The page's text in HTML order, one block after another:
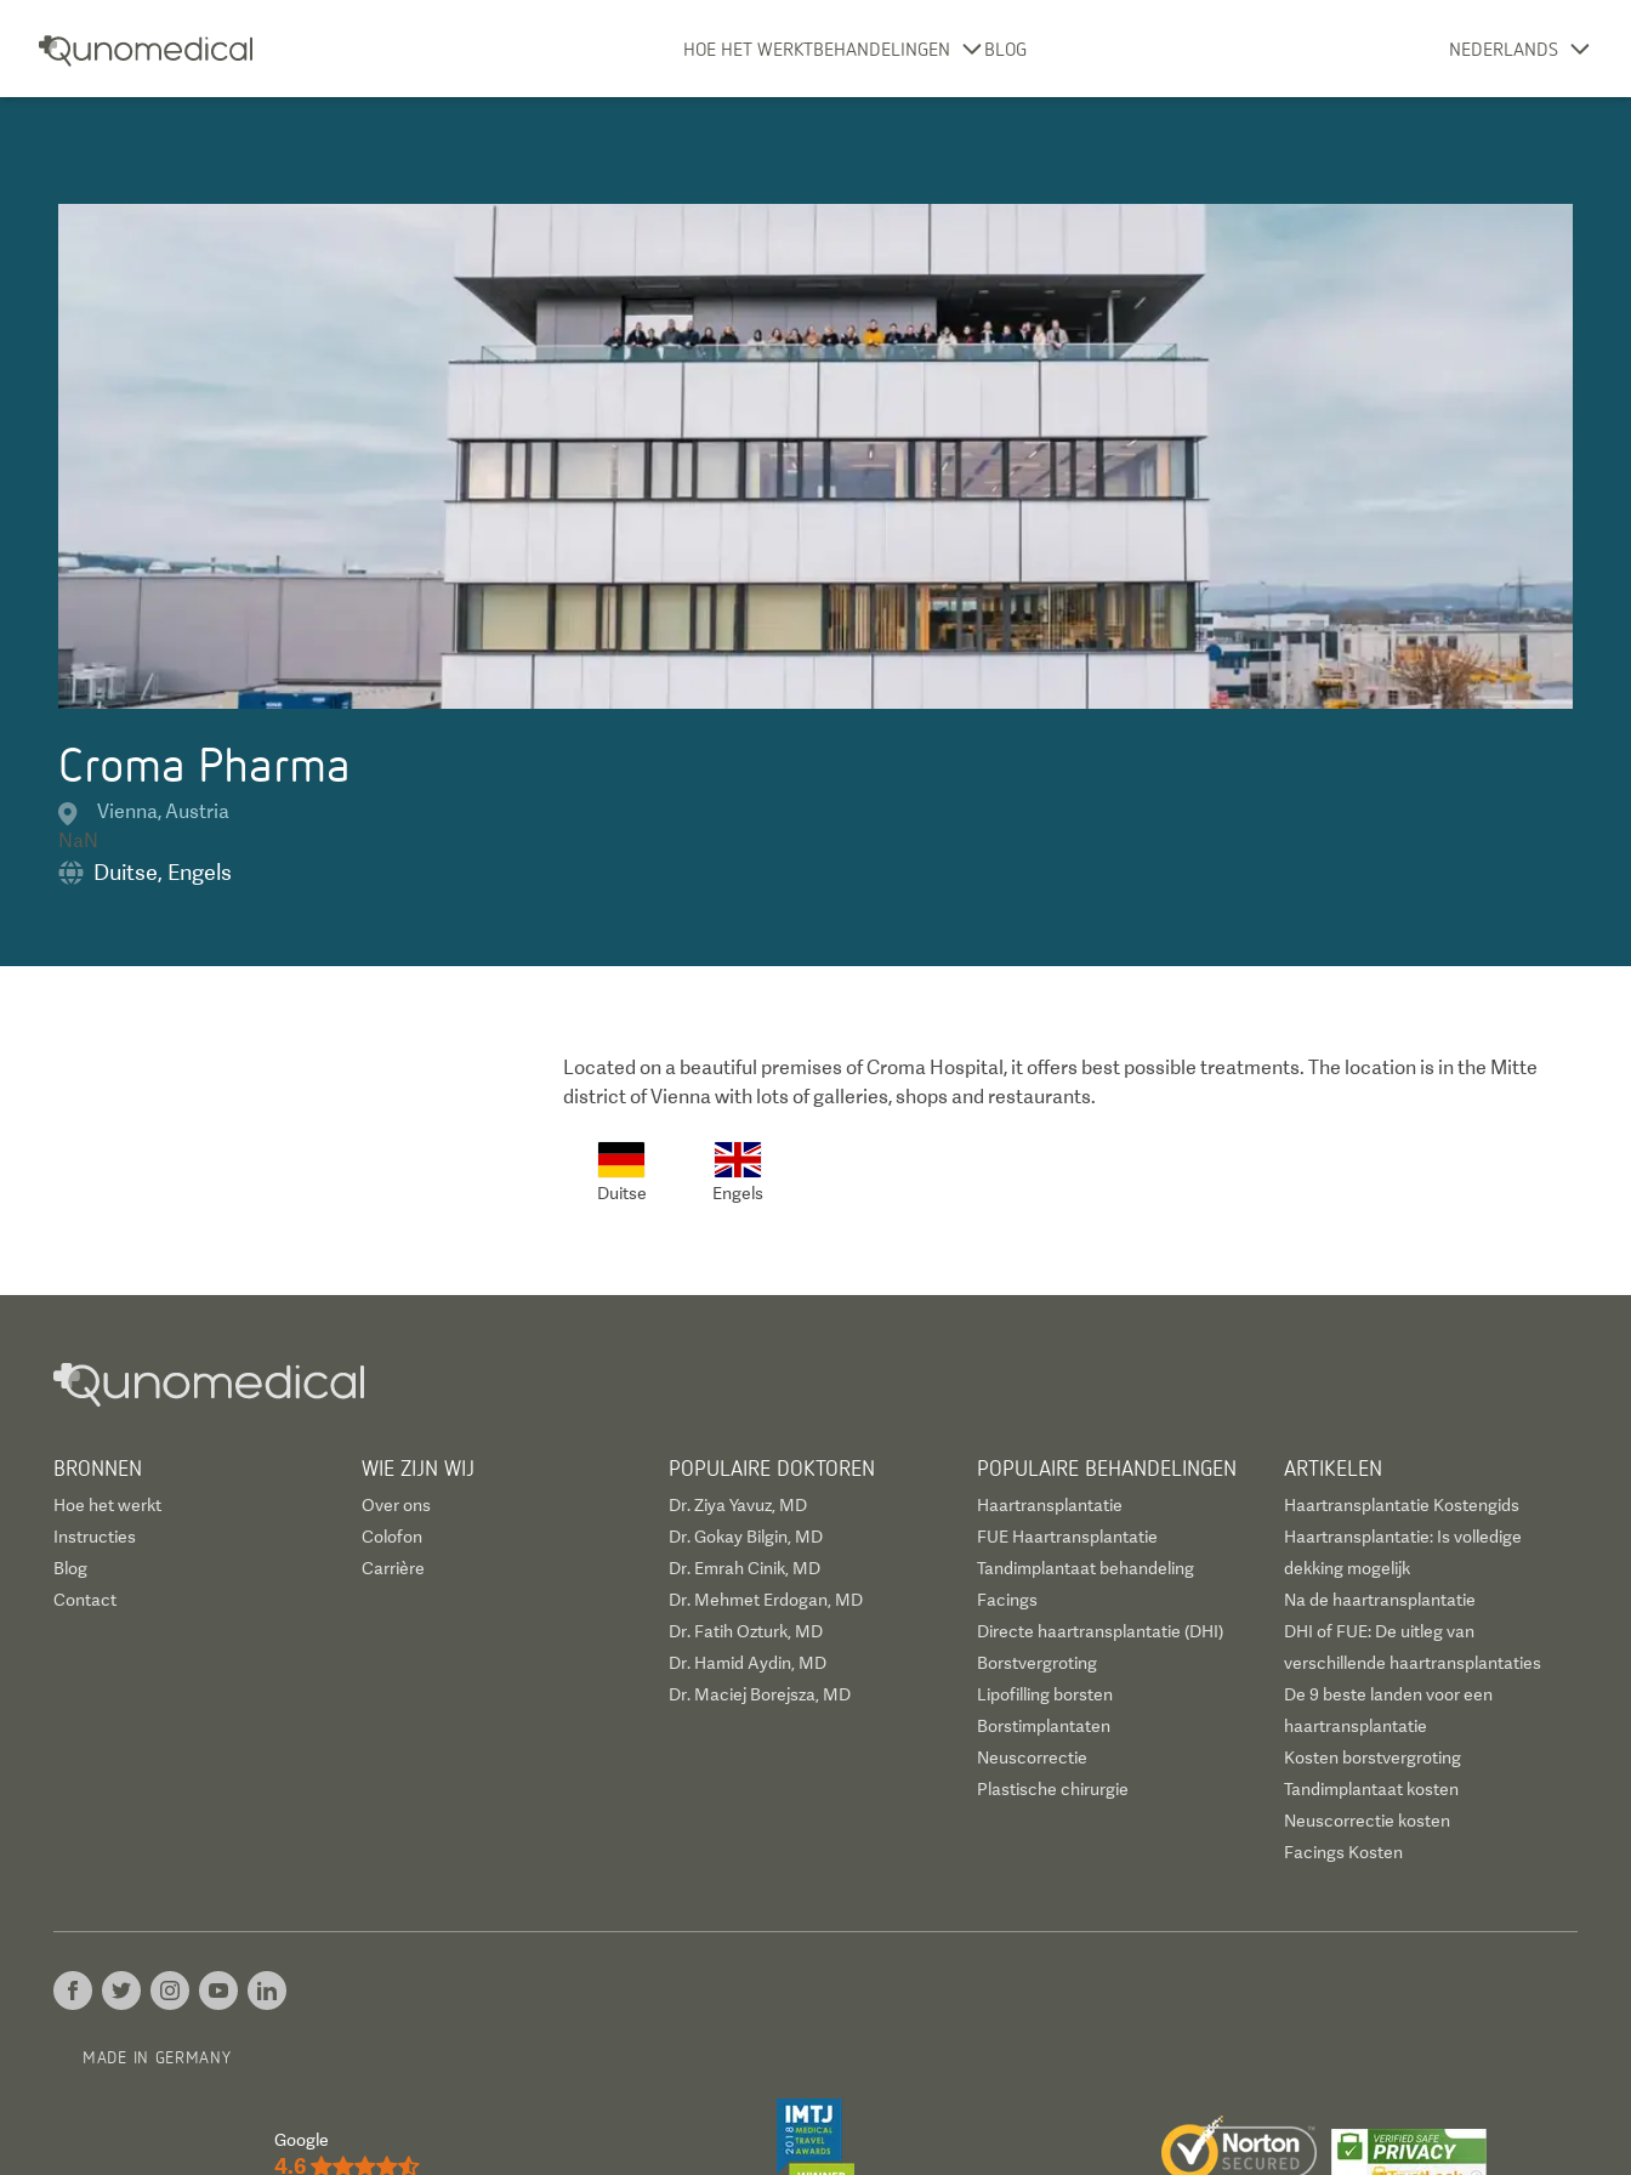
HOE HET WERKTBEHANDELINGEN BLOG NEDERLANDS
Croma Pharma
Vienna,Austria
NaN
Duitse, Engels
Located on a beautiful premises of Croma Hospital, it offers best possible treatments. The location is in the Mitte
district of Vienna with lots of galleries, shops and restaurants.
Duitse Engels
BRONNEN
Hoe het werkt
Instructies
Blog
Contact
WIE ZIJN WIJ
Over ons
Colofon
Carrière
POPULAIRE DOKTOREN
Dr. Ziya Yavuz, MD
Dr. Gokay Bilgin, MD
Dr. Emrah Cinik, MD
Dr. Mehmet Erdogan, MD
Dr. Fatih Ozturk, MD
Dr. Hamid Aydin, MD
Dr. Maciej Borejsza, MD
POPULAIRE BEHANDELINGEN
Haartransplantatie
FUE Haartransplantatie
Tandimplantaat behandeling
Facings
Directe haartransplantatie (DHI)
Borstvergroting
Lipofilling borsten
Borstimplantaten
Neuscorrectie
Plastische chirurgie
ARTIKELEN
Haartransplantatie Kostengids
Haartransplantatie: Is volledige
dekking mogelijk
Na de haartransplantatie
DHI of FUE: De uitleg van
verschillende haartransplantaties
De 9 beste landen voor een
haartransplantatie
Kosten borstvergroting
Tandimplantaat kosten
Neuscorrectie kosten
Facings Kosten
MADE IN GERMANY
Google
4.6 ★★★★½